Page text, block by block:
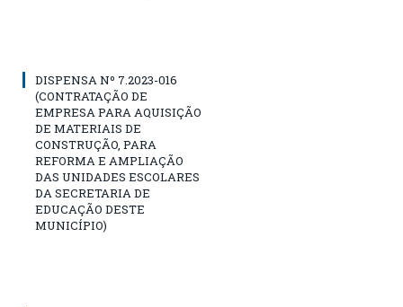
DISPENSA Nº 7.2023-016
(CONTRATAÇÃO DE
EMPRESA PARA AQUISIÇÃO
DE MATERIAIS DE
CONSTRUÇÃO, PARA
REFORMA E AMPLIAÇÃO
DAS UNIDADES ESCOLARES
DA SECRETARIA DE
EDUCAÇÃO DESTE
MUNICÍPIO)